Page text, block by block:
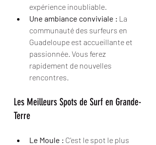
expérience inoubliable.
Une ambiance conviviale : La
communauté des surfeurs en
Guadeloupe est accueillante et
passionnée. Vous ferez
rapidement de nouvelles
rencontres.
Les Meilleurs Spots de Surf en Grande-
Terre
Le Moule : C'est le spot le plus